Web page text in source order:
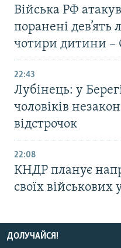
Війська РФ
поранені
чотири дитини –
22:43
Лубінець: у
чоловіків
відстрочок
22:08
КНДР планує
своїх військових
ДОЛУЧАЙСЯ!